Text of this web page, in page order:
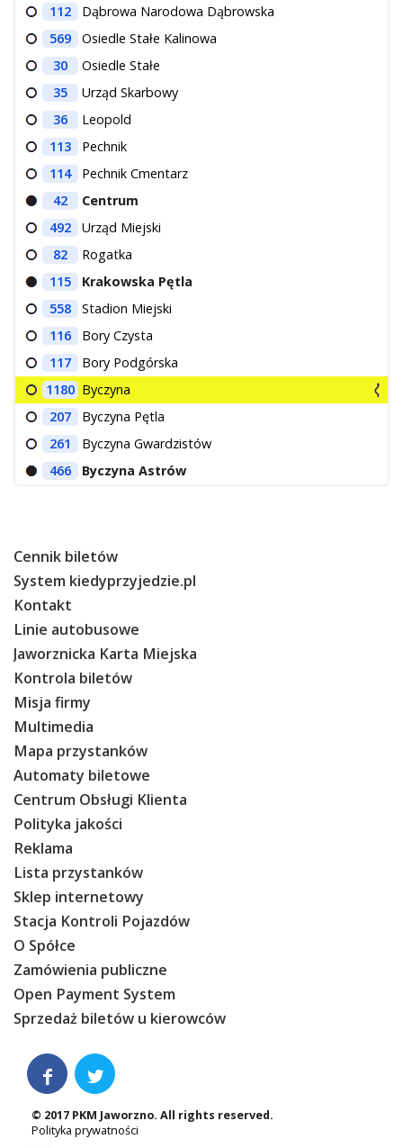
112
Dąbrowa Narodowa Dąbrowska
569
Osiedle Stałe Kalinowa
30
Osiedle Stałe
35
Urząd Skarbowy
36
Leopold
113
Pechnik
114
Pechnik Cmentarz
42
Centrum
492
Urząd Miejski
82
Rogatka
115
Krakowska Pętla
558
Stadion Miejski
116
Bory Czysta
117
Bory Podgórska
1180 Byczyna
207
Byczyna Pętla
261
Byczyna Gwardzistów
466
Byczyna Astrów
Cennik biletów
System kiedyprzyjedzie.pl
Kontakt
Linie autobusowe
Jaworznicka Karta Miejska
Kontrola biletów
Misja firmy
Multimedia
Mapa przystanków
Automaty biletowe
Centrum Obsługi Klienta
Polityka jakości
Reklama
Lista przystanków
Sklep internetowy
Stacja Kontroli Pojazdów
O Spółce
Zamówienia publiczne
Open Payment System
Sprzedaż biletów u kierowców
 
© 2017 PKM Jaworzno. All rights reserved.
Polityka prywatności